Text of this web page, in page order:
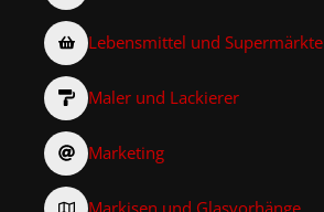
Lebensmittel und Supermärkte
Maler und Lackierer
Marketing